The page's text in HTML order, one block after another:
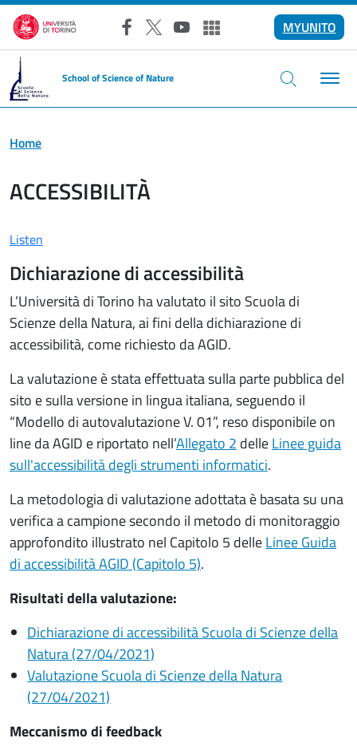
Skip to main content
Facebook
X YouTubeAltri social
MYUNITO
School of Science of Nature
Home
ACCESSIBILITÀ
Listen
Dichiarazione di accessibilità
L’Università di Torino ha valutato il sito Scuola di
Scienze della Natura, ai fini della dichiarazione di
accessibilità, come richiesto da AGID.
La valutazione è stata effettuata sulla parte pubblica del
sito e sulla versione in lingua italiana, seguendo il
“Modello di autovalutazione V. 01”, reso disponibile on
line da AGID e riportato nell’Allegato 2 delleLinee guida
sull'accessibilità degli strumenti informatici.
La metodologia di valutazione adottata è basata su una
verifica a campione secondo il metodo di monitoraggio
approfondito illustrato nel Capitolo 5 delleLinee Guida
di accessibilità AGID (Capitolo 5).
Risultati della valutazione:
Dichiarazione di accessibilitàScuola di Scienze della
Natura (27/04/2021)
Valutazione Scuola di Scienze della Natura
(27/04/2021)
Meccanismo di feedback